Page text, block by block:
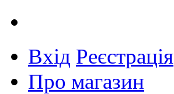
Вхід Реєстрація
Про магазин